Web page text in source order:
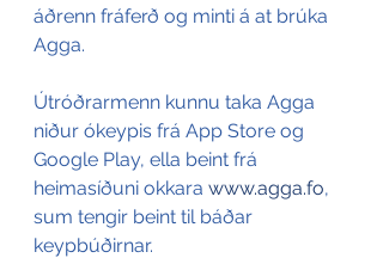
áðrenn fráferð og minti á at brúka
Agga.
Útróðrarmenn kunnu taka Agga
niður ókeypis frá App Store og
Google Play, ella beint frá
heimasíðuni okkara www.agga.fo,
sum tengir beint til báðar
keypbúðirnar.